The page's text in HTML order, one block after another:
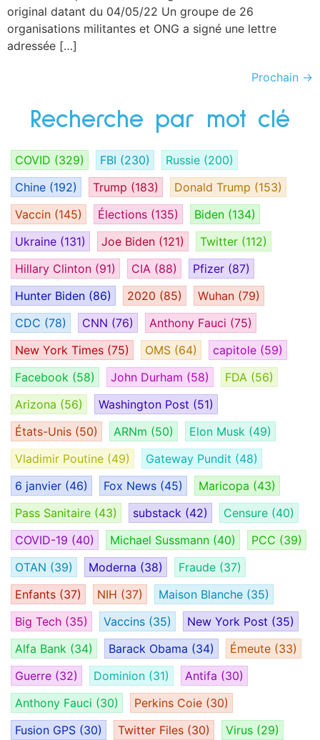
original datant du 04/05/22 Un groupe de 26
organisations militantes et ONG a signé une lettre
adressée […]
Prochain →
Recherche par mot clé
COVID (329) FBI (230) Russie (200)
Chine (192) Trump (183) Donald Trump (153)
Vaccin (145) Élections (135) Biden (134)
Ukraine (131) Joe Biden (121) Twitter (112)
Hillary Clinton (91) CIA (88) Pfizer (87)
Hunter Biden (86) 2020 (85) Wuhan (79)
CDC (78) CNN (76) Anthony Fauci (75)
New York Times (75) OMS (64) capitole (59)
Facebook (58) John Durham (58) FDA (56)
Arizona (56) Washington Post (51)
États-Unis (50) ARNm (50) Elon Musk (49)
Vladimir Poutine (49) Gateway Pundit (48)
6 janvier (46) Fox News (45) Maricopa (43)
Pass Sanitaire (43) substack (42) Censure (40)
COVID-19 (40) Michael Sussmann (40) PCC (39)
OTAN (39) Moderna (38) Fraude (37)
Enfants (37) NIH (37) Maison Blanche (35)
Big Tech (35) Vaccins (35) New York Post (35)
Alfa Bank (34) Barack Obama (34) Émeute (33)
Guerre (32) Dominion (31) Antifa (30)
Anthony Fauci (30) Perkins Coie (30)
Fusion GPS (30) Twitter Files (30) Virus (29)